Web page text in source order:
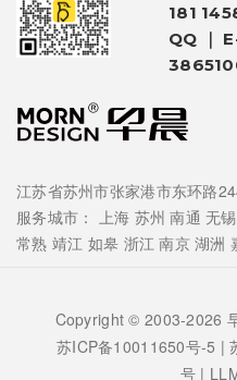
181
QQ ｜
江苏省苏州市张家港市东环路
服务城市：
上海 苏州 南通 无锡
常熟 靖江 如皋 浙江 南京 湖洲
Copyright © 2003-2026
苏ICP备10011650号-5 |
号 |